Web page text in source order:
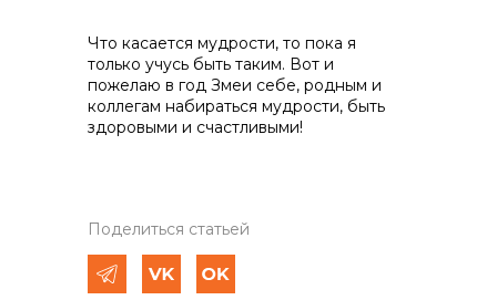
Что касается мудрости, то пока я
только учусь быть таким. Вот и
пожелаю в год Змеи себе, родным и
коллегам набираться мудрости, быть
здоровыми и счастливыми!
Поделиться статьей